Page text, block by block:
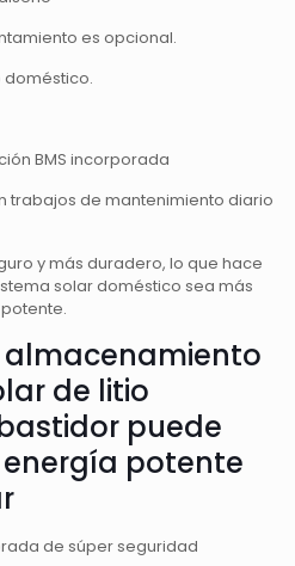
es opcional.
doméstico.
BMS incorporada
trabajos de mantenimiento diario
y más duradero, lo que hace
solar doméstico sea más
almacenamiento
de litio
puede
potente
de súper seguridad